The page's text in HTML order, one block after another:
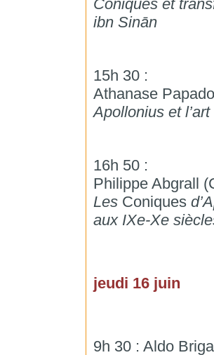
Coniques et
ibn Sinān
15h 30 :
Athanase
Apollonius et l’art
16h 50 :
Philippe Abgrall
LesConiques
aux IXe-Xe
jeudi 16 juin
9h 30 : Aldo